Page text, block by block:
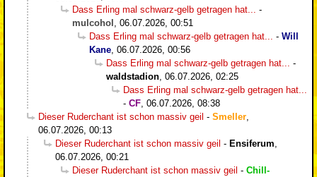
Dass Erling mal schwarz-gelb getragen hat...
-
mulcohol
06.07.2026, 00:51
Dass Erling mal schwarz-gelb getragen hat...
- Will
Kane 06.07.2026, 00:56
Dass Erling mal schwarz-gelb getragen hat...
-
waldstadion 06.07.2026, 02:25
Dass Erling mal schwarz-gelb getragen hat...
- CF 06.07.2026, 08:38
Dieser Ruderchant ist schon massiv geil - Smeller
06.07.2026, 00:13
Dieser Ruderchant ist schon massiv geil - Ensiferum
06.07.2026, 00:21
Dieser Ruderchant ist schon massiv geil - Chill-